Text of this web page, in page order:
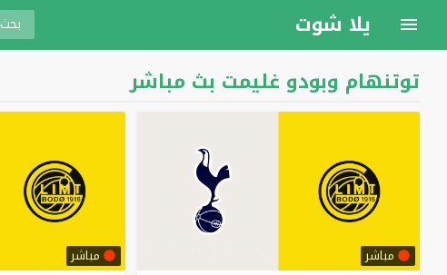
يلا شوت
توتنهام وبودو غليمت بث مباشر
مباشر مباشر